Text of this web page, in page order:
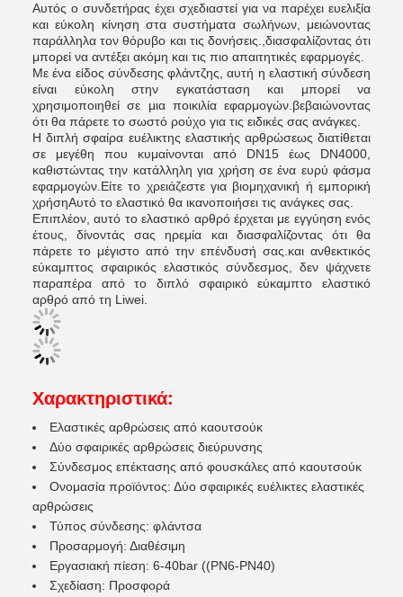
Αυτός ο συνδετήρας έχει σχεδιαστεί για να παρέχει ευελιξία
και εύκολη κίνηση στα συστήματα σωλήνων, μειώνοντας
παράλληλα τον θόρυβο και τις δονήσεις.,διασφαλίζοντας ότι
μπορεί να αντέξει ακόμη και τις πιο απαιτητικές εφαρμογές.
Με ένα είδος σύνδεσης φλάντζης, αυτή η ελαστική σύνδεση
είναι εύκολη στην εγκατάσταση και μπορεί να
χρησιμοποιηθεί σε μια ποικιλία εφαρμογών.βεβαιώνοντας
ότι θα πάρετε το σωστό ρούχο για τις ειδικές σας ανάγκες.
Η διπλή σφαίρα ευέλικτης ελαστικής αρθρώσεως διατίθεται
σε μεγέθη που κυμαίνονται από DN15 έως DN4000,
καθιστώντας την κατάλληλη για χρήση σε ένα ευρύ φάσμα
εφαρμογών.Είτε το χρειάζεστε για βιομηχανική ή εμπορική
χρήσηΑυτό το ελαστικό θα ικανοποιήσει τις ανάγκες σας.
Επιπλέον, αυτό το ελαστικό αρθρό έρχεται με εγγύηση ενός
έτους, δίνοντάς σας ηρεμία και διασφαλίζοντας ότι θα
πάρετε το μέγιστο από την επένδυσή σας.και ανθεκτικός
εύκαμπτος σφαιρικός ελαστικός σύνδεσμος, δεν ψάχνετε
παραπέρα από το διπλό σφαιρικό εύκαμπτο ελαστικό
αρθρό από τη Liwei.
Χαρακτηριστικά:
Ελαστικές αρθρώσεις από καουτσούκ
Δύο σφαιρικές αρθρώσεις διεύρυνσης
Σύνδεσμος επέκτασης από φουσκάλες από καουτσούκ
Ονομασία προϊόντος: Δύο σφαιρικές ευέλικτες ελαστικές
αρθρώσεις
Τύπος σύνδεσης: φλάντσα
Προσαρμογή: Διαθέσιμη
Εργασιακή πίεση: 6-40bar ((PN6-PN40)
Σχεδίαση: Προσφορά